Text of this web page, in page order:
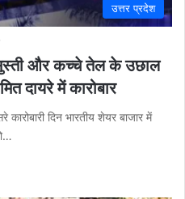
उत्तर प्रदेश
और कच्चे तेल के उछाल
दायरे में कारोबार
दिन भारतीय शेयर बाजार में